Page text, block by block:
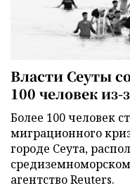
Власти Сеуты
100 человек
Более 100 человек
миграционного
городе Сеута,
агентство Reuters.